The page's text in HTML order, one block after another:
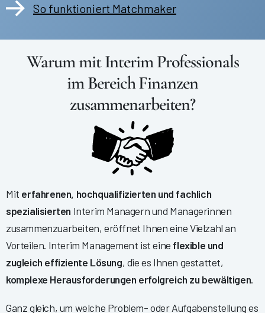
So funktioniert Matchmaker
Warum mit Interim Professionals
im Bereich Finanzen
zusammenarbeiten?
Mit erfahrenen, hochqualifizierten und fachlich
spezialisierten Interim Managern und Managerinnen
zusammenzuarbeiten, eröffnet Ihnen eine Vielzahl an
Vorteilen. Interim Management ist eine flexible und
zugleich effiziente Lösung, die es Ihnen gestattet,
komplexe Herausforderungen erfolgreich zu bewältigen.
Ganz gleich, um welche Problem- oder Aufgabenstellung es